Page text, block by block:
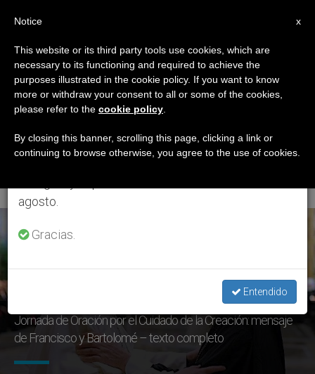
ETIQUETA
Posts Tagged
‘Jornada Cuidado
Creación’
ÚLTIMAS NOTICIAS
Jornada de Oración por el Cuidado de la Creación: mensaje
de Francisco y Bartolomé – texto completo
×
Aviso importante
Del 27 de julio al 7 de agosto haremos la pausa
anual, aprovechando que en el periodo de verano
se generan menos informaciones y también el
agosto.
Gracias.
Entendido
x
Notice
This website or its third party tools use cookies, which are
necessary to its functioning and required to achieve the
purposes illustrated in the cookie policy. If you want to know
more or withdraw your consent to all or some of the cookies,
please refer to the cookie policy
By closing this banner, scrolling this page, clicking a link or
continuing to browse otherwise, you agree to the use of cookies.